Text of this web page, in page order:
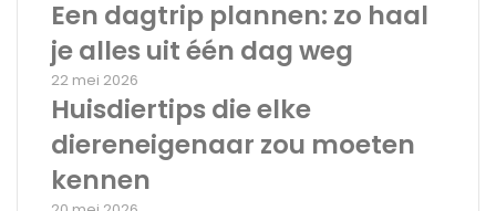
Een dagtrip plannen: zo haal
je alles uit één dag weg
22 mei 2026
Huisdiertips die elke
diereneigenaar zou moeten
kennen